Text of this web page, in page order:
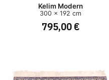
Kelim Modern
300 x 192 cm
795,00 €